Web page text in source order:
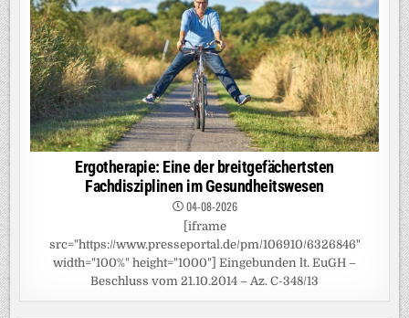
Ergotherapie: Eine der breitgefächertsten
Fachdisziplinen im Gesundheitswesen
04-08-2026
[iframe
src="https://www.presseportal.de/pm/106910/6326846"
width="100%" height="1000"] Eingebunden lt. EuGH –
Beschluss vom 21.10.2014 – Az. C-348/13